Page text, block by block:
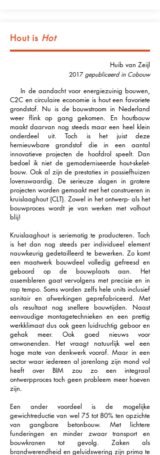
Hout is Hot
Huib van Zeijl
2017 gepubliceerd in Cobouw
In de aandacht voor energiezuinig bouwen,
C2C en circulaire economie is hout een favoriete
grondstof. Nu is de bouwstroom in Nederland
weer flink op gang gekomen. En houtbouw
maakt daarvan nog steeds maar een heel klein
onderdeel uit. Toch is het juist deze
hernieuwbare grondstof die in een aantal
innovatieve projecten de hoofdrol speelt. Dan
bedoel ik niet de gemoderniseerde hout-skelet-
bouw. Ook al zijn de prestaties in passiefhuizen
lovenswaardig. De serieuze slagen in grotere
projecten worden gemaakt met het construeren in
kruislaaghout (CLT). Zowel in het ontwerp- als het
bouwproces wordt je van werken met volhout
blij!
Kruislaaghout is seriematig te producteren. Toch
is het dan nog steeds per individueel element
nauwkeurig gedetailleerd te bewerken. Zo komt
een maatwerk bouwdeel volledig gefreesd en
geboord op de bouwplaats aan. Het
assembleren gaat vervolgens met precisie en in
rap tempo. Soms worden zelfs hele units inclusief
sanitair en afwerkingen geprefabriceerd. Met
als resultaat nog snellere bouwtijden. Naast
eenvoudige montagetechnieken en een prettig
werkklimaat dus ook geen luidruchtig geboor en
gehak meer. Ook goed nieuws voor
omwonenden. Het vraagt natuurlijk wel een
hoge mate van denkwerk vooraf. Maar in een
sector waar iedereen al jarenlang zijn mond vol
heeft over BIM zou zo een integraal
ontwerpproces toch geen probleem meer hoeven
zijn.
Een ander voordeel is de mogelijke
gewichtreductie van wel 75 tot 80% ten opzichte
van gangbare betonbouw. Met lichtere
funderingen en minder zwaar transport en
bouwkranen tot gevolg. Zaken als
brandwerendheid en geluidswering zijn prima te